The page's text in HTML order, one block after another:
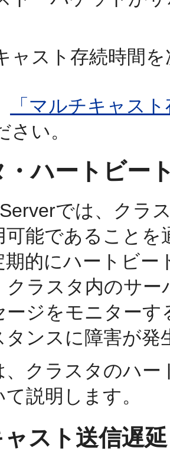
ャスト存続時間
「マルチキャス
さい。
・ハートビー
では、クラ
可能であること
期的にハートビ
クラスタ内のサ
ージをモニター
タンスに障害が
、クラスタのハ
説明します。
スト送信遅延